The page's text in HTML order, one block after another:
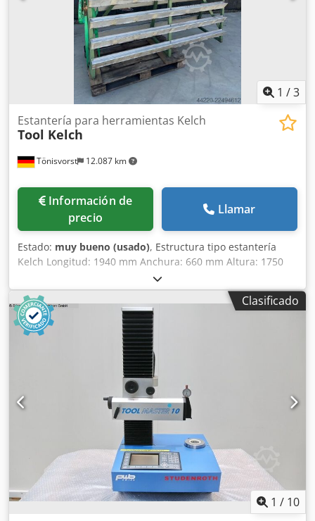
1 /3
Tönisvorst 12.087 km
Estantería para herramientas Kelch
Tool Kelch
Información de
precio
Llamar
Estado: muy bueno (usado), Estructura tipo estantería
Kelch Longitud: 1940 mm Anchura: 660 mm Altura: 1750
mm 8 niveles por lado Codpfx Aljzrtpysierf
Clasificado
1 / 10